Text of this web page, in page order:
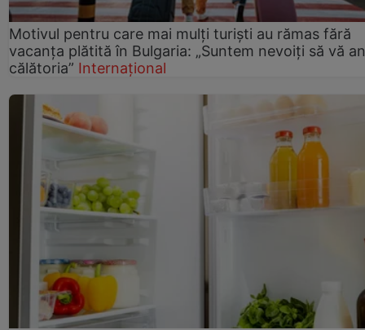
Motivul pentru care mai mulți turiști au rămas fără
vacanța plătită în Bulgaria: „Suntem nevoiți să vă
călătoria” Internațional